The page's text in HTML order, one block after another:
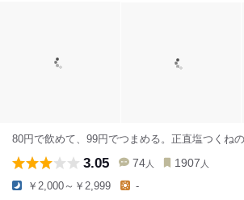
80円で飲めて、99円でつまめる。正直塩つくね
3.05 74 人 1907 人
￥2,000～￥2,999 -